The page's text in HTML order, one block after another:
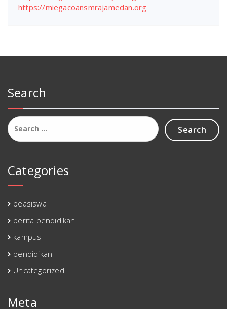
https://miegacoansmrajamedan.org
Search
Search
for:
Categories
beasiswa
berita pendidikan
kampus
pendidikan
Uncategorized
Meta